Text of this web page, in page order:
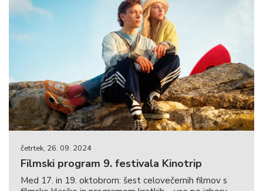
četrtek, 26. 09. 2024
Filmski program 9. festivala Kinotrip
Med 17. in 19. oktobrom: šest celovečernih filmov s